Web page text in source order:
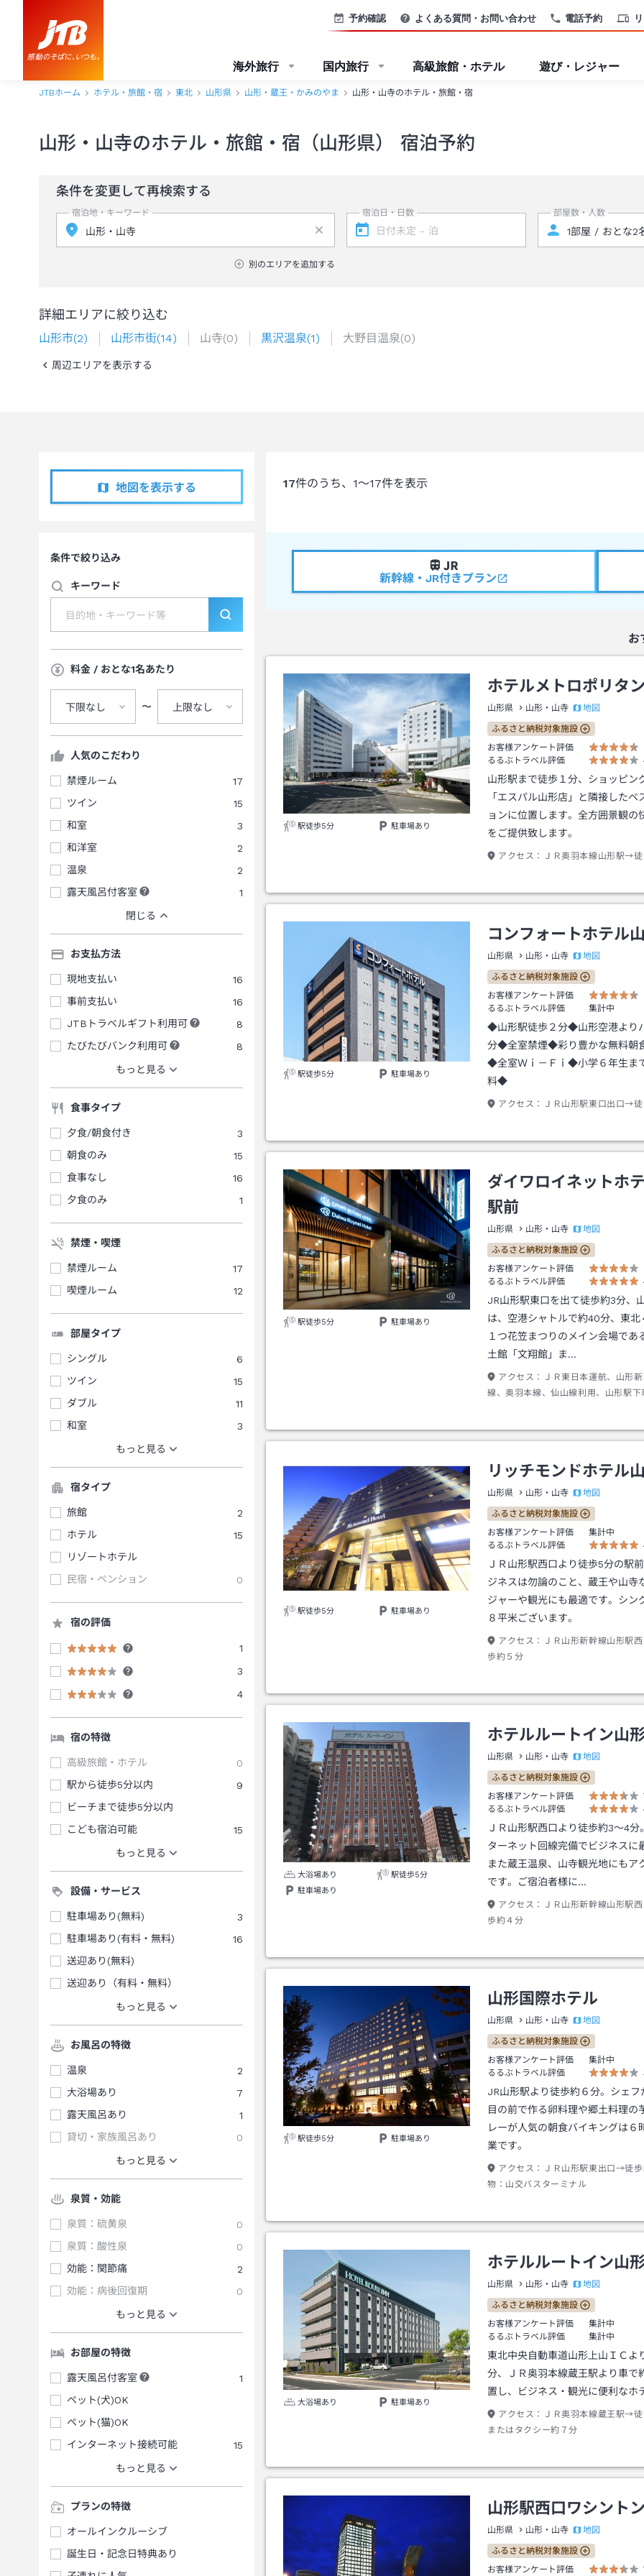
電話予約
予約確認 よくある質問・お問い合わせ
海外旅行 国内旅行 高級旅館・ホテル 遊び・レジャー
JTBホーム ホテル・旅館・宿 東北 山形県 山形・蔵王・かみのやま 山形・山寺のホテル・旅館・宿
山形・山寺のホテル・旅館・宿（山形県） 宿泊予約
条件を変更して再検索する
宿泊地・キーワード
別のエリアを追加する
宿泊日・日数 部屋数・人数
詳細エリアに絞り込む
山形市(2) 山形市街(14) 山寺(0) 黒沢温泉(1) 大野目温泉(0)
周辺エリアを表示する
地図を表示する
条件で絞り込み
キーワード
料金 / おとな1名あたり
下限なし 〜 上限なし
人気のこだわり
禁煙ルーム
17
ツイン
15
和室
3
和洋室
2
温泉
2
露天風呂付客室
1
閉じる
お支払方法
現地支払い
16
事前支払い
16
JTBトラベルギフト利用可
8
たびたびバンク利用可
8
もっと見る
食事タイプ
夕食/朝食付き
3
朝食のみ
15
食事なし
16
夕食のみ
1
禁煙・喫煙
禁煙ルーム
17
喫煙ルーム
12
部屋タイプ
シングル
6
ツイン
15
ダブル
11
和室
3
もっと見る
宿タイプ
旅館
2
ホテル
15
リゾートホテル
民宿・ペンション
0
宿の評価
1
3
4
宿の特徴
高級旅館・ホテル
0
駅から徒歩5分以内
9
ビーチまで徒歩5分以内
こども宿泊可能
15
もっと見る
設備・サービス
駐車場あり(無料)
3
駐車場あり(有料・無料)
16
送迎あり(無料)
送迎あり（有料・無料）
もっと見る
お風呂の特徴
温泉
2
大浴場あり
7
露天風呂あり
1
貸切・家族風呂あり
0
もっと見る
泉質・効能
泉質：硫黄泉
0
泉質：酸性泉
0
効能：関節痛
2
効能：病後回復期
0
もっと見る
お部屋の特徴
露天風呂付客室
1
ペット(犬)OK
ペット(猫)OK
インターネット接続可能
15
もっと見る
プランの特徴
オールインクルーシブ
誕生日・記念日特典あり
17件のうち、 1～17件を表示
新幹線・JR付きプラン
お
駅徒歩5分 駐車場あり
ホテルメトロポリタ
山形県 山形・山寺 地図
ふるさと納税対象施設
お客様アンケート評価
るるぶトラベル評価
山形駅まで徒歩１分、ショッピン
「エスパル山形店」と隣接したベ
ョンに位置します。全方囲景観の
をご提供致します。
アクセス： ＪＲ奥羽本線山形駅→
駅徒歩5分 駐車場あり
コンフォートホテル
山形県 山形・山寺 地図
ふるさと納税対象施設
お客様アンケート評価
るるぶトラベル評価
集計中
◆山形駅徒歩２分◆山形空港より
分◆全室禁煙◆彩り豊かな無料朝
◆全室Ｗｉ－Ｆｉ◆小学６年生ま
料◆
アクセス： ＪＲ山形駅東口出口→
駅徒歩5分 駐車場あり
ダイワロイネットホ
駅前
山形県 山形・山寺 地図
ふるさと納税対象施設
お客様アンケート評価
るるぶトラベル評価
JR山形駅東口を出て徒歩約3分、
は、空港シャトルで約40分、東北
１つ花笠まつりのメイン会場であ
土館「文翔館」ま…
アクセス：
ＪＲ東日本運航、山形
線、奥羽本線、仙山線利用、山形駅下
駅徒歩5分 駐車場あり
リッチモンドホテル
山形県 山形・山寺 地図
ふるさと納税対象施設
お客様アンケート評価
集計中
るるぶトラベル評価
ＪＲ山形駅西口より徒歩5分の駅
ジネスは勿論のこと、蔵王や山寺
ジャーや観光にも最適です。シン
８平米ございます。
アクセス：
ＪＲ山形新幹線山形駅
歩約５分
大浴場あり
駅徒歩5分
駐車場あり
ホテルルートイン山
山形県 山形・山寺 地図
ふるさと納税対象施設
お客様アンケート評価
るるぶトラベル評価
ＪＲ山形駅西口より徒歩約3～4分
ターネット回線完備でビジネスに
また蔵王温泉、山寺観光地にもア
です。ご宿泊者様に…
アクセス：
ＪＲ山形新幹線山形駅
歩約４分
駅徒歩5分 駐車場あり
山形国際ホテル
山形県 山形・山寺 地図
ふるさと納税対象施設
お客様アンケート評価
集計中
るるぶトラベル評価
JR山形駅より徒歩約６分。シェフ
目の前で作る卵料理や郷土料理の
レーが人気の朝食バイキングは６
業です。
アクセス：
ＪＲ山形駅東出口→徒
物：山交バスターミナル
大浴場あり 駐車場あり
ホテルルートイン山
山形県 山形・山寺 地図
ふるさと納税対象施設
お客様アンケート評価
集計中
るるぶトラベル評価
集計中
東北中央自動車道山形上山ＩＣよ
分、ＪＲ奥羽本線蔵王駅より車で
置し、ビジネス・観光に便利なホ
アクセス：
ＪＲ奥羽本線蔵王駅→
またはタクシー約７分
山形駅西口ワシント
山形県 山形・山寺 地図
ふるさと納税対象施設
お客様アンケート評価